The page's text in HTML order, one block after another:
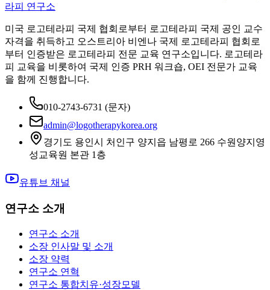
라피 연구소
미국 로고테라피 국제 협회로부터 로고테라피 국제 공인 교수
자격을 취득하고 오스트리아 비엔나 국제 로고테라피 협회로
부터 인증받은 로고테라피 전문 교육 연구소입니다. 로고테라
피 교육을 비롯하여 국제 인증 PRH 워크숍, OEI 전문가 교육
을 함께 진행합니다.
010-2743-6731 (문자)
admin@logotherapykorea.org
경기도 용인시 처인구 양지읍 남평로 266 수원양지영
성교육원 본관 1층
유튜브 채널
연구소 소개
연구소 소개
소장 인사말 및 소개
소장 약력
연구소 연혁
연구소 통합치유·성장모델